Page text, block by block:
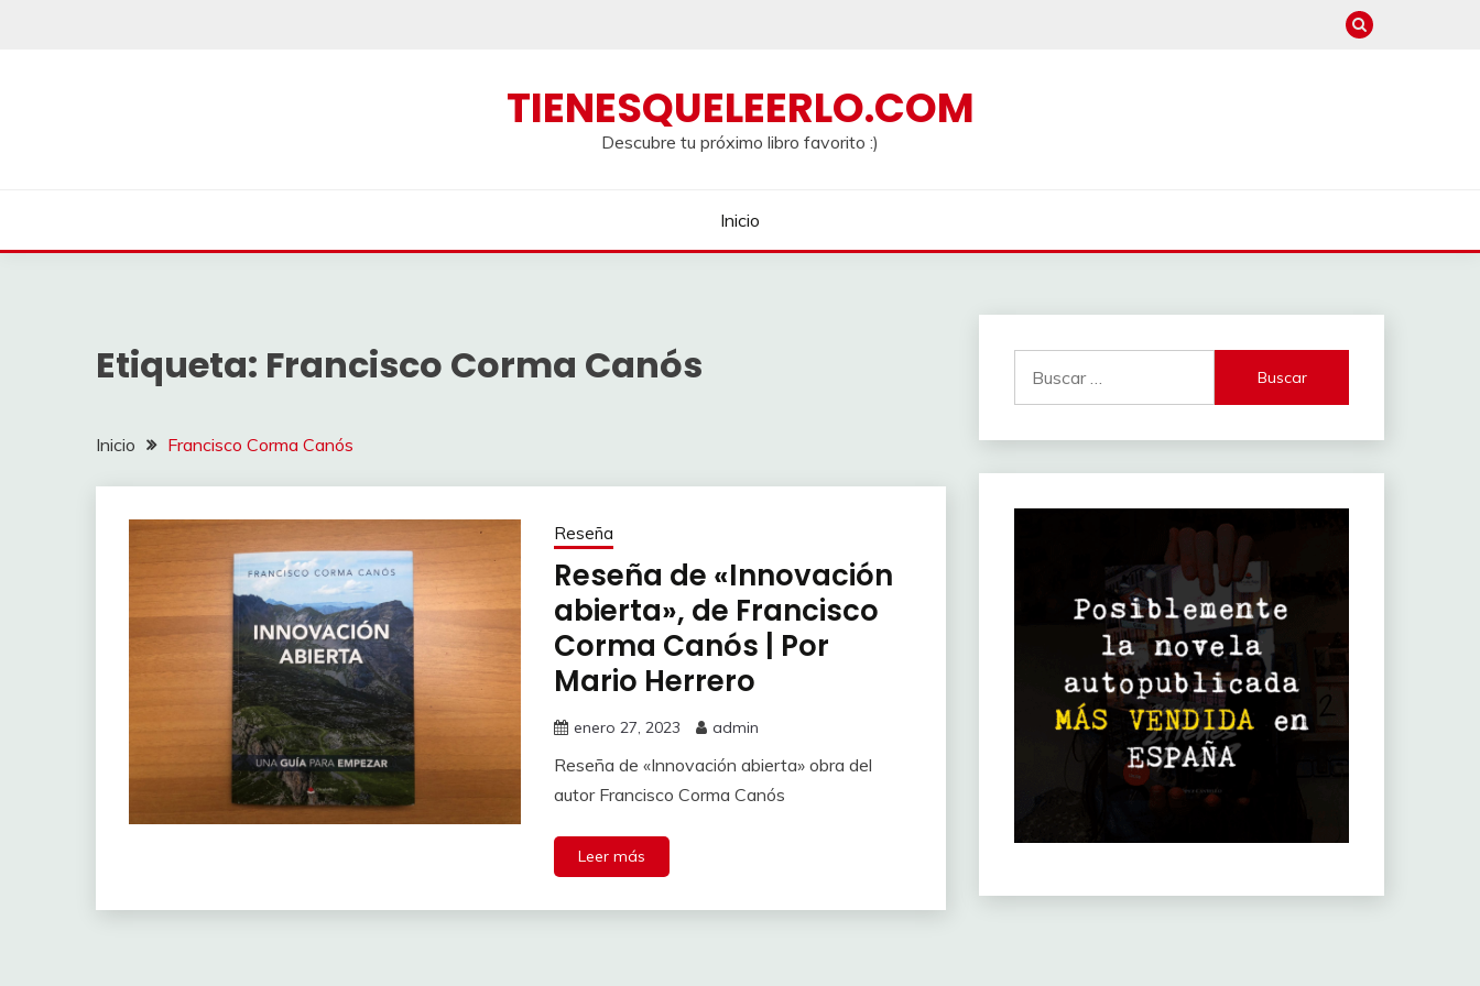
TIENESQUELEERLO.COM
Descubre tu próximo libro favorito :)
Inicio
Etiqueta: Francisco Corma Canós
Inicio Francisco Corma Canós
Reseña
Reseña de «Innovación
abierta», de Francisco
Corma Canós | Por
Mario Herrero
enero 27, 2023 admin
Reseña de «Innovación abierta» obra del
autor Francisco Corma Canós
Leer más